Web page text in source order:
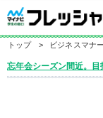
トップ > ビジネスマナー
忘年会シーズン間近。